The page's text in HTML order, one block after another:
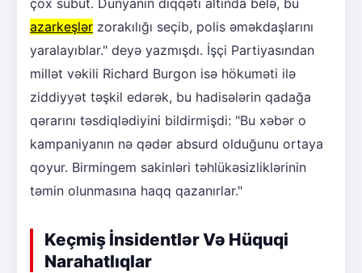
çox sübut. Dünyanın diqqəti altında belə, bu
azarkeşlər zorakılığı seçib, polis əməkdaşlarını
yaralayıblar." deyə yazmışdı. İşçi Partiyasından
millət vəkili Richard Burgon isə hökuməti ilə
ziddiyyət təşkil edərək, bu hadisələrin qadağa
qərarını təsdiqlədiyini bildirmişdi: "Bu xəbər o
kampaniyanın nə qədər absurd olduğunu ortaya
qoyur. Birmingem sakinləri təhlükəsizliklərinin
təmin olunmasına haqq qazanırlar."
Keçmiş İnsidentlər Və Hüquqi
Narahatlıqlar